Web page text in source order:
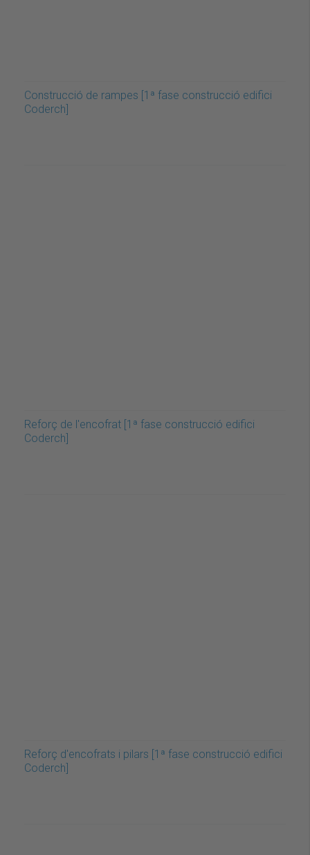
Construcció de rampes [1ª fase construcció edifici
Coderch]
Reforç de l'encofrat [1ª fase construcció edifici
Coderch]
Reforç d'encofrats i pilars [1ª fase construcció edifici
Coderch]